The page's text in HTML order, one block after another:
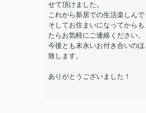
せて頂けました。
これから新居での生活楽しんで
そしてお住まいになってから
たらお気軽にご連絡ください。
今後とも末永いお付き合いの
致します。
ありがとうございました！